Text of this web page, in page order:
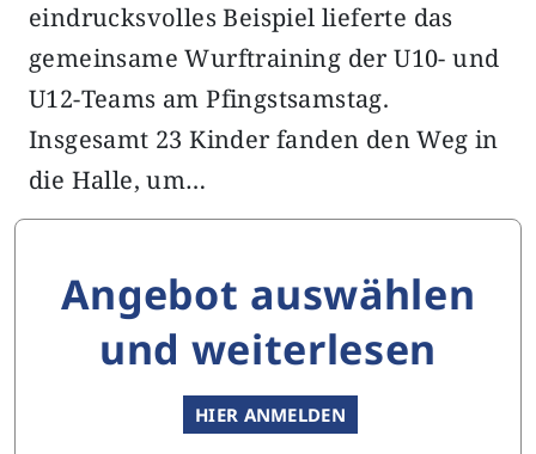
eindrucksvolles Beispiel lieferte das
gemeinsame Wurftraining der U10- und
U12-Teams am Pfingstsamstag.
Insgesamt 23 Kinder fanden den Weg in
die Halle, um…
Angebot auswählen
und weiterlesen
HIER ANMELDEN